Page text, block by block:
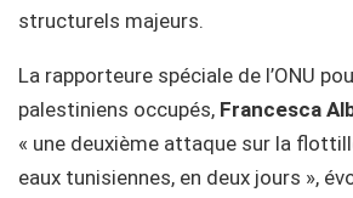
structurels majeurs.
La rapporteure spéciale de l’ONU
palestiniens occupés, Francesca
« une deuxième attaque sur la
eaux tunisiennes, en deux jours »,